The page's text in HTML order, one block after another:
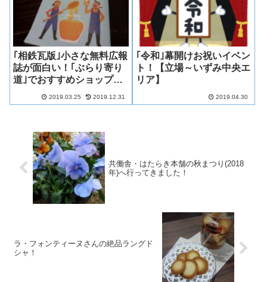
｢相鉄瓦版｣小さな無料広報
誌が面白い！｢ぶらり寄り
道｣でおすすめショップ情
2019.03.25 2019.12.31
｢令和｣幕開けお祝いイベン
ト！【立場～いずみ中央エ
リア】
2019.04.30
共働舎・はたらき本舗の秋まつり(2018
年)へ行ってきました！
ラ・フォンティーヌさんの絶品ラングド
シャ！